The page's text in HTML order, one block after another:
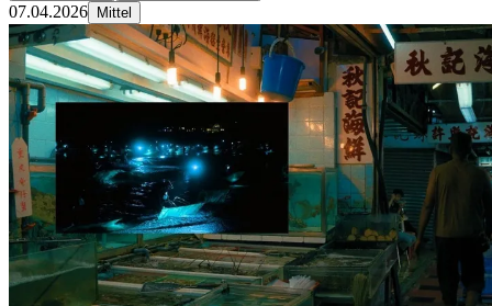
07.04.2026 Mittel